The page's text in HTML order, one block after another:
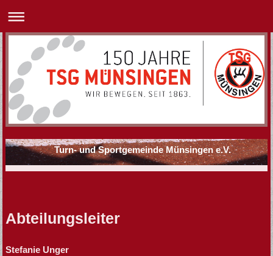
Turn- und Sportgemeinde Münsingen e.V.
Abteilungsleiter
Stefanie Unger